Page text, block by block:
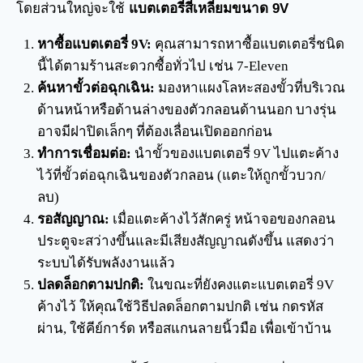
โดยส่วนใหญ่จะใช้ แบตเตอรี่สี่เหลี่ยมขนาด 9V
หาซื้อแบตเตอรี่ 9V: คุณสามารถหาซื้อแบตเตอรี่ชนิด
นี้ได้ตามร้านสะดวกซื้อทั่วไป เช่น 7-Eleven
ค้นหาขั้วต่อฉุกเฉิน: มองหาแผงโลหะสองขั้วที่บริเวณ
ด้านหน้าหรือด้านล่างของตัวกลอนด้านนอก บางรุ่น
อาจมีฝาปิดเล็กๆ ที่ต้องเลื่อนเปิดออกก่อน
ทำการเชื่อมต่อ: นำขั้วของแบตเตอรี่ 9V ไปแตะค้าง
ไว้ที่ขั้วต่อฉุกเฉินของตัวกลอน (แตะให้ถูกขั้วบวก/
ลบ)
รอสัญญาณ: เมื่อแตะค้างไว้สักครู่ หน้าจอของกลอน
ประตูจะสว่างขึ้นและมีเสียงสัญญาณดังขึ้น แสดงว่า
ระบบได้รับพลังงานแล้ว
ปลดล็อกตามปกติ: ในขณะที่ยังคงแตะแบตเตอรี่ 9V
ค้างไว้ ให้คุณใช้วิธีปลดล็อกตามปกติ เช่น กดรหัส
ผ่าน, ใช้คีย์การ์ด หรือสแกนลายนิ้วมือ เพื่อเข้าบ้าน